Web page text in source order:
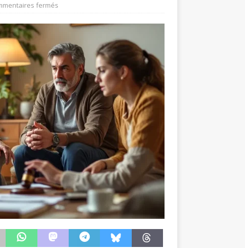
fermés